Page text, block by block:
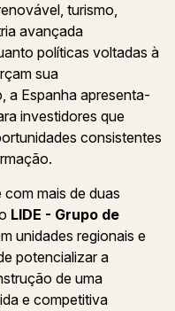
turismo,
avançada
políticas voltadas à
sua
a Espanha apresenta-
investidores que
consistentes
mais de duas
LIDE - Grupo de
unidades regionais e
potencializar a
de uma
e competitiva